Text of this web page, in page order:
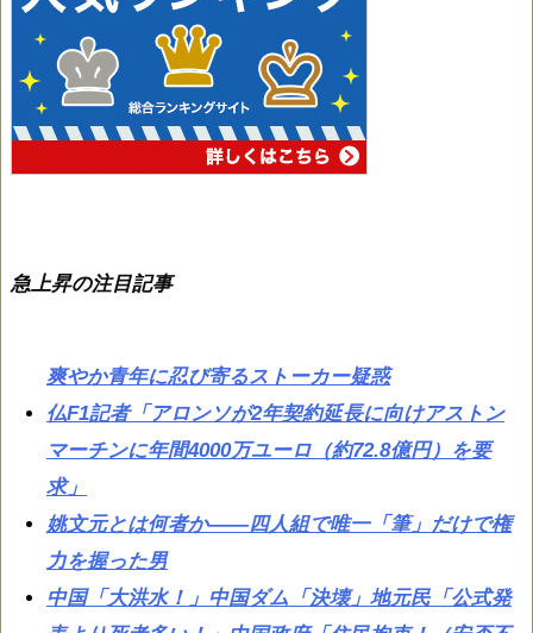
急上昇の注目記事
爽やか青年に忍び寄るストーカー疑惑
仏F1記者「アロンソが2年契約延長に向けアストン
マーチンに年間4000万ユーロ（約72.8億円）を要
求」
姚文元とは何者か——四人組で唯一「筆」だけで権
力を握った男
中国「大洪水！」中国ダム「決壊」地元民「公式発